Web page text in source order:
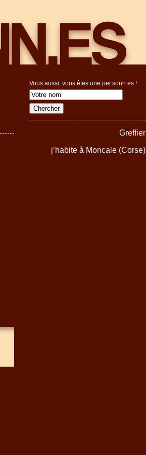
Vous aussi, vous êtes une per.sonn.es !
Greffier
j’habite à Moncale (Corse)